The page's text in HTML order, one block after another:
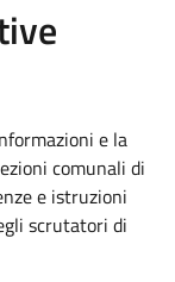
e la
comunali di
e istruzioni
scrutatori di